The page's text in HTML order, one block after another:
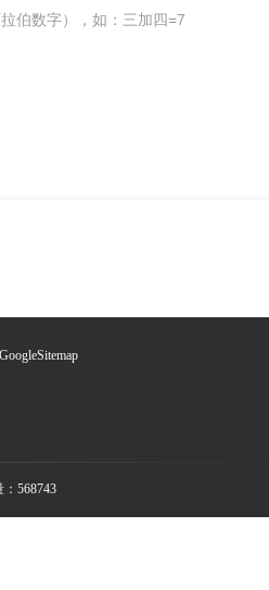
伯数字），如：三加四=7
GoogleSitemap
568743